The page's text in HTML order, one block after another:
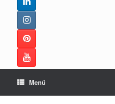
Menü